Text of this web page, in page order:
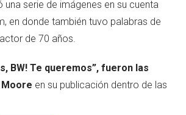
una serie de imágenes en su cuenta
en donde también tuvo palabras de
de 70 años.
BW! Te queremos”, fueron las
Moore en su publicación dentro de las